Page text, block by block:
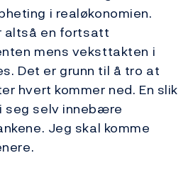
i realøkonomien.
altså en fortsatt
mens veksttakten i
Det er grunn til å tro at
hvert kommer ned. En slik
seg selv innebære
Jeg skal komme